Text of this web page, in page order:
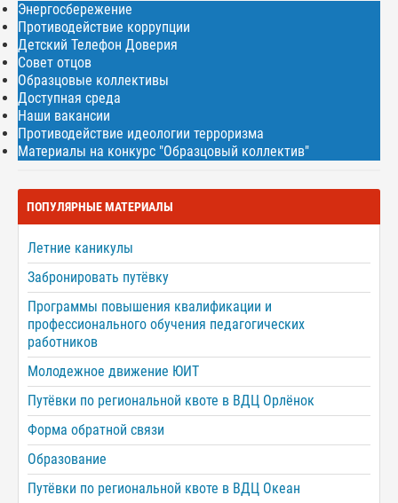
Энергосбережение
Противодействие коррупции
Детский Телефон Доверия
Совет отцов
Образцовые коллективы
Доступная среда
Наши вакансии
Противодействие идеологии терроризма
Материалы на конкурс "Образцовый коллектив"
ПОПУЛЯРНЫЕ МАТЕРИАЛЫ
Летние каникулы
Забронировать путёвку
Программы повышения квалификации и
профессионального обучения педагогических
работников
Молодежное движение ЮИТ
Путёвки по региональной квоте в ВДЦ Орлёнок
Форма обратной связи
Образование
Путёвки по региональной квоте в ВДЦ Океан